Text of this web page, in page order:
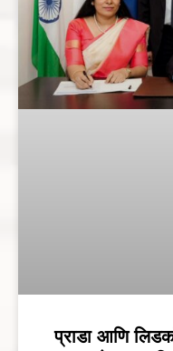
प्राडा आणि